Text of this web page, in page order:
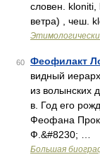
словен. kloniti,
ветра) , чеш.
60 Феофилакт
видный
из волынских
в. Год его
Феофана
Ф.&#8230; …
Большая